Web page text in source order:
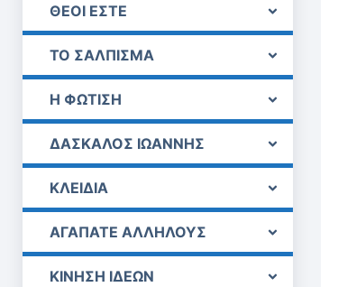
ΘΕΟΙ ΕΣΤΕ
ΤΟ ΣΑΛΠΙΣΜΑ
Η ΦΩΤΙΣΗ
ΔΑΣΚΑΛΟΣ ΙΩΑΝΝΗΣ
ΚΛΕΙΔΙΑ
ΑΓΑΠΑΤΕ ΑΛΛΗΛΟΥΣ
ΚΙΝΗΣΗ ΙΔΕΩΝ